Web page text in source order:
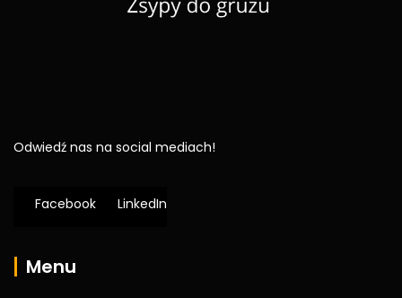
Odwiedź nas na social mediach!
Facebook LinkedIn
Menu